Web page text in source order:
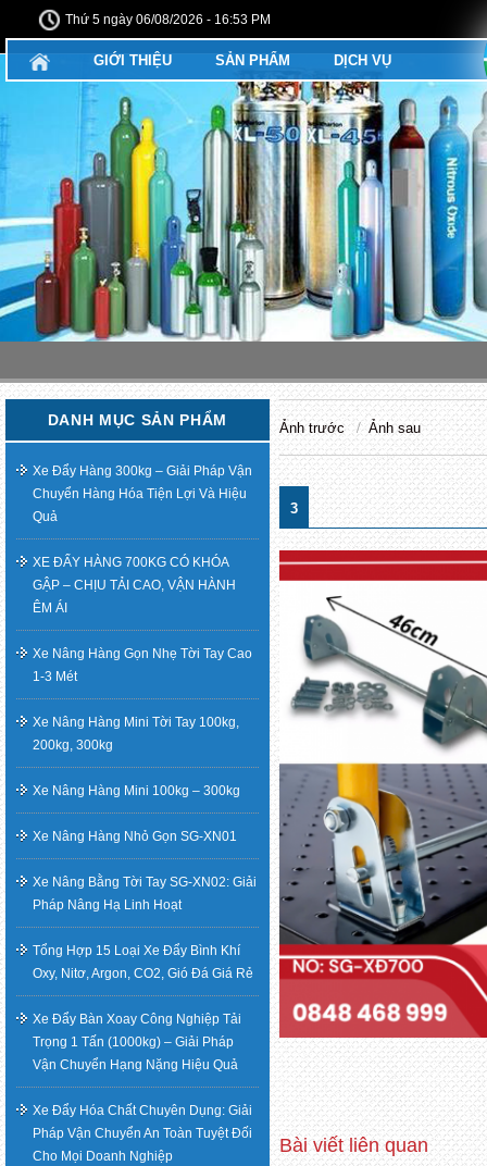
Thứ 5 ngày 06/08/2026 - 16:53 PM
GIỚI THIỆU SẢN PHẨM DỊCH VỤ
Ảnh trước Ảnh sau
3
DANH MỤC SẢN PHẨM
Xe Đẩy Hàng 300kg – Giải Pháp Vận
Chuyển Hàng Hóa Tiện Lợi Và Hiệu
Quả
XE ĐẨY HÀNG 700KG CÓ KHÓA
GẬP – CHỊU TẢI CAO, VẬN HÀNH
ÊM ÁI
Xe Nâng Hàng Gọn Nhẹ Tời Tay Cao
1-3 Mét
Xe Nâng Hàng Mini Tời Tay 100kg,
200kg, 300kg
Xe Nâng Hàng Mini 100kg – 300kg
Xe Nâng Hàng Nhỏ Gọn SG-XN01
Xe Nâng Bằng Tời Tay SG-XN02: Giải
Pháp Nâng Hạ Linh Hoạt
Tổng Hợp 15 Loại Xe Đẩy Bình Khí
Oxy, Nitơ, Argon, CO2, Gió Đá Giá Rẻ
Xe Đẩy Bàn Xoay Công Nghiệp Tải
Trọng 1 Tấn (1000kg) – Giải Pháp
Vận Chuyển Hạng Nặng Hiệu Quả
Xe Đẩy Hóa Chất Chuyên Dụng: Giải
Pháp Vận Chuyển An Toàn Tuyệt Đối
Cho Mọi Doanh Nghiệp